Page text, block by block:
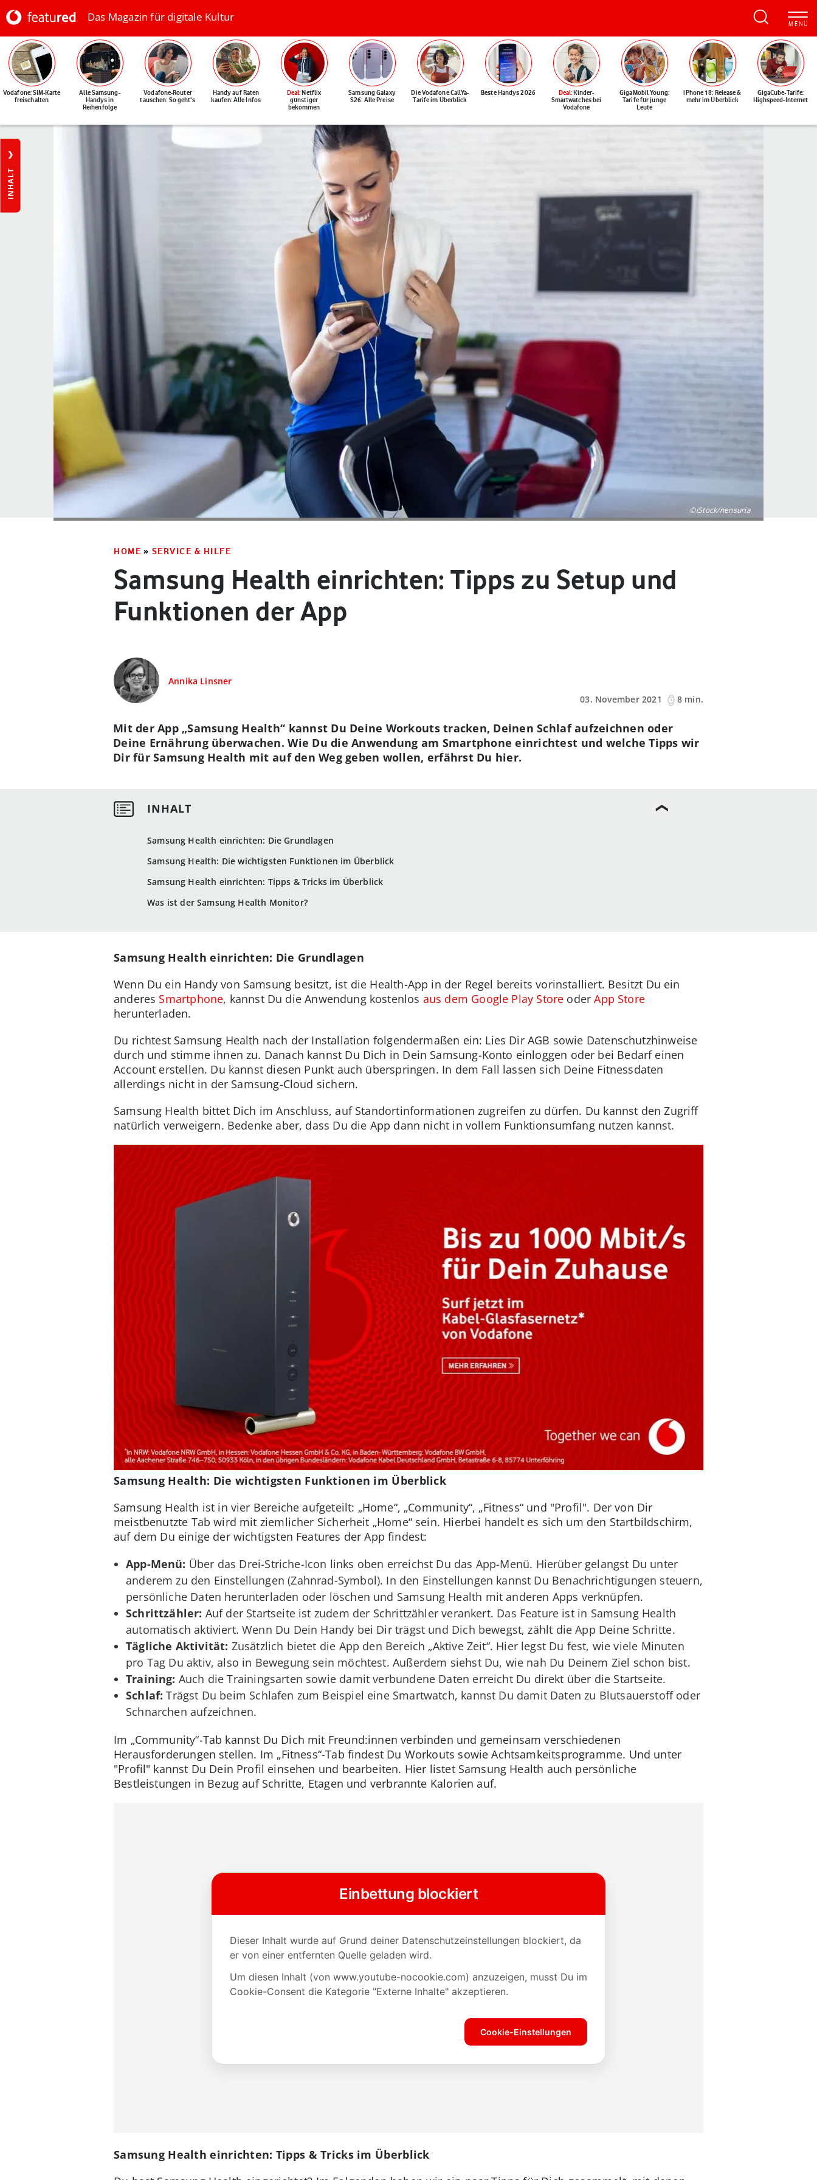
Das Magazin für digitale Kultur
Vodafone: SIM-Karte
freischalten
Alle Samsung-
Handys in
Reihenfolge
Vodafone-Router
tauschen: So geht's
Handy auf Raten
kaufen: Alle Infos
Deal: Netflix
günstiger
bekommen
Samsung Galaxy
S26: Alle Preise
Die Vodafone CallYa-
Tarife im Überblick
Beste Handys 2026 Deal: Kinder-
Smartwatches bei
Vodafone
GigaMobil Young:
Tarife für junge
Leute
iPhone 18: Release &
mehr im Überblick
GigaCube-Tarife:
Highspeed-Internet
INHALT
©iStock/nensuria
HOME » SERVICE & HILFE
Samsung Health einrichten: Tipps zu Setup und
Funktionen der App
Annika Linsner
03. November 2021
8 min.
Samsung Health einrichten: Die Grundlagen
Samsung Health: Die wichtigsten Funktionen im Überblick
Samsung Health einrichten: Tipps & Tricks im Überblick
Was ist der Samsung Health Monitor?
Mit der App „Samsung Health“ kannst Du Deine Workouts tracken, Deinen Schlaf aufzeichnen oder
Deine Ernährung überwachen. Wie Du die Anwendung am Smartphone einrichtest und welche Tipps wir
Dir für Samsung Health mit auf den Weg geben wollen, erfährst Du hier.
Samsung Health einrichten: Die Grundlagen
Wenn Du ein Handy von Samsung besitzt, ist die Health-App in der Regel bereits vorinstalliert. Besitzt Du ein
anderes Smartphone, kannst Du die Anwendung kostenlos aus dem Google Play Store oderApp Store
herunterladen.
Du richtest Samsung Health nach der Installation folgendermaßen ein: Lies Dir AGB sowie Datenschutzhinweise
durch und stimme ihnen zu. Danach kannst Du Dich in Dein Samsung-Konto einloggen oder bei Bedarf einen
Account erstellen. Du kannst diesen Punkt auch überspringen. In dem Fall lassen sich Deine Fitnessdaten
allerdings nicht in der Samsung-Cloud sichern.
Samsung Health bittet Dich im Anschluss, auf Standortinformationen zugreifen zu dürfen. Du kannst den Zugriff
natürlich verweigern. Bedenke aber, dass Du die App dann nicht in vollem Funktionsumfang nutzen kannst.
Samsung Health: Die wichtigsten Funktionen im Überblick
Samsung Health ist in vier Bereiche aufgeteilt: „Home“, „Community“, „Fitness“ und "Profil". Der von Dir
meistbenutzte Tab wird mit ziemlicher Sicherheit „Home“ sein. Hierbei handelt es sich um den Startbildschirm,
auf dem Du einige der wichtigsten Features der App findest:
App-Menü: Über das Drei-Striche-Icon links oben erreichst Du das App-Menü. Hierüber gelangst Du unter
anderem zu den Einstellungen (Zahnrad-Symbol). In den Einstellungen kannst Du Benachrichtigungen steuern,
persönliche Daten herunterladen oder löschen und Samsung Health mit anderen Apps verknüpfen.
Schrittzähler: Auf der Startseite ist zudem der Schrittzähler verankert. Das Feature ist in Samsung Health
automatisch aktiviert. Wenn Du Dein Handy bei Dir trägst und Dich bewegst, zählt die App Deine Schritte.
Tägliche Aktivität: Zusätzlich bietet die App den Bereich „Aktive Zeit“. Hier legst Du fest, wie viele Minuten
pro Tag Du aktiv, also in Bewegung sein möchtest. Außerdem siehst Du, wie nah Du Deinem Ziel schon bist.
Training: Auch die Trainingsarten sowie damit verbundene Daten erreicht Du direkt über die Startseite.
Schlaf: Trägst Du beim Schlafen zum Beispiel eine Smartwatch, kannst Du damit Daten zu Blutsauerstoff oder
Schnarchen aufzeichnen.
Im „Community“-Tab kannst Du Dich mit Freund:innen verbinden und gemeinsam verschiedenen
Herausforderungen stellen. Im „Fitness“-Tab findest Du Workouts sowie Achtsamkeitsprogramme. Und unter
"Profil" kannst Du Dein Profil einsehen und bearbeiten. Hier listet Samsung Health auch persönliche
Bestleistungen in Bezug auf Schritte, Etagen und verbrannte Kalorien auf.
Samsung Health einrichten: Tipps & Tricks im Überblick